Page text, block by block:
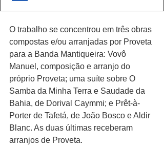
O trabalho se concentrou em três obras
compostas e/ou arranjadas por Proveta
para a Banda Mantiqueira: Vovô
Manuel, composição e arranjo do
próprio Proveta; uma suíte sobre O
Samba da Minha Terra e Saudade da
Bahia, de Dorival Caymmi; e Prêt-à-
Porter de Tafetá, de João Bosco e Aldir
Blanc. As duas últimas receberam
arranjos de Proveta.